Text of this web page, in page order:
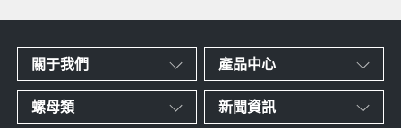
關于我們 產品中心
螺母類 新聞資訊